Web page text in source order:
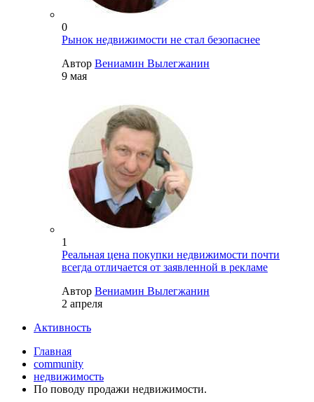
0
Рынок недвижимости не стал безопаснее
Автор Вениамин Вылегжанин
9 мая
1
Реальная цена покупки недвижимости почти
всегда отличается от заявленной в рекламе
Автор Вениамин Вылегжанин
2 апреля
Активность
Главная
community
недвижимость
По поводу продажи недвижимости.